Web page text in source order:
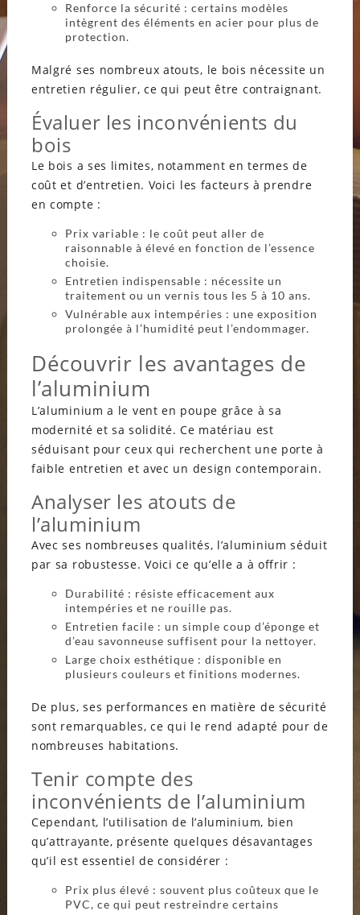
Renforce la sécurité : certains modèles
intègrent des éléments en acier pour plus de
protection.
Malgré ses nombreux atouts, le bois nécessite un
entretien régulier, ce qui peut être contraignant.
Évaluer les inconvénients du
bois
Le bois a ses limites, notamment en termes de
coût et d’entretien. Voici les facteurs à prendre
en compte :
Prix variable : le coût peut aller de
raisonnable à élevé en fonction de l’essence
choisie.
Entretien indispensable : nécessite un
traitement ou un vernis tous les 5 à 10 ans.
Vulnérable aux intempéries : une exposition
prolongée à l’humidité peut l’endommager.
Découvrir les avantages de
l’aluminium
L’aluminium a le vent en poupe grâce à sa
modernité et sa solidité. Ce matériau est
séduisant pour ceux qui recherchent une porte à
faible entretien et avec un design contemporain.
Analyser les atouts de
l’aluminium
Avec ses nombreuses qualités, l’aluminium séduit
par sa robustesse. Voici ce qu’elle a à offrir :
Durabilité : résiste efficacement aux
intempéries et ne rouille pas.
Entretien facile : un simple coup d’éponge et
d’eau savonneuse suffisent pour la nettoyer.
Large choix esthétique : disponible en
plusieurs couleurs et finitions modernes.
De plus, ses performances en matière de sécurité
sont remarquables, ce qui le rend adapté pour de
nombreuses habitations.
Tenir compte des
inconvénients de l’aluminium
Cependant, l’utilisation de l’aluminium, bien
qu’attrayante, présente quelques désavantages
qu’il est essentiel de considérer :
Prix plus élevé : souvent plus coûteux que le
PVC, ce qui peut restreindre certains